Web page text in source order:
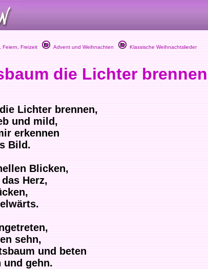
Freizeit Advent und Weihnachten Klassische Weihnachtslieder
die Lichter brennen
Lichter brennen,
und mild,
erkennen
Bild.
Blicken,
Herz,
sehn,
und beten
und gehn.